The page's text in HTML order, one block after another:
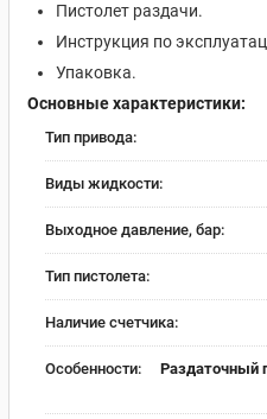
Пистолет раздачи.
Инструкция по
Упаковка.
Основные характеристики:
Тип привода:
Виды жидкости:
Выходное давление, бар:
Тип пистолета:
Наличие счетчика:
Особенности:
Раздаточный